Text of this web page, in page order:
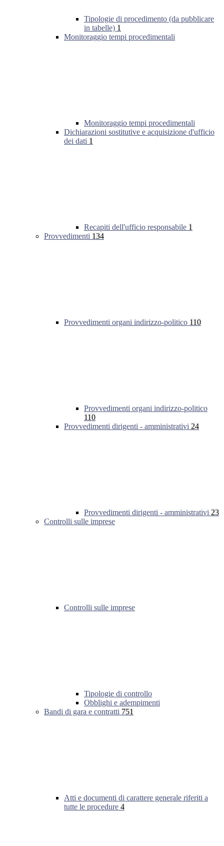
Tipologie di procedimento (da pubblicare
in tabelle) 1
Monitoraggio tempi procedimentali
Monitoraggio tempi procedimentali
Dichiarazioni sostitutive e acquisizione d'ufficio
dei dati 1
Recapiti dell'ufficio responsabile 1
Provvedimenti 134
Provvedimenti organi indirizzo-politico 110
Provvedimenti organi indirizzo-politico
110
Provvedimenti dirigenti - amministrativi 24
Provvedimenti dirigenti - amministrativi 23
Controlli sulle imprese
Controlli sulle imprese
Tipologie di controllo
Obblighi e adempimenti
Bandi di gara e contratti 751
Atti e documenti di carattere generale riferiti a
tutte le procedure 4